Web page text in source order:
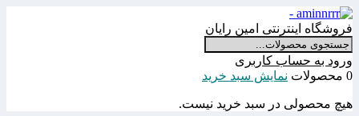
فروشگاه اینترنتی امین رایان
ورود به حساب کاربری
0 محصولات
نمایش سبد خرید
هیچ محصولی در سبد خرید نیست.